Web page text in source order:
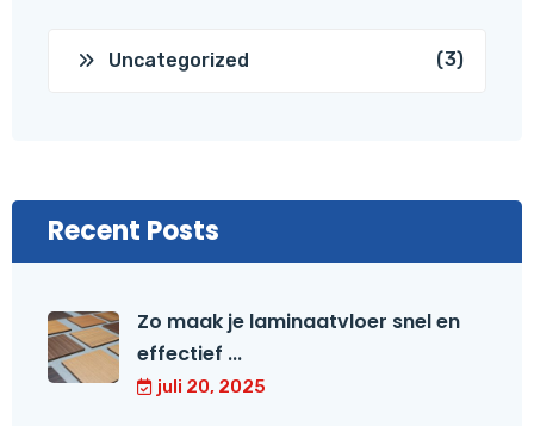
Uncategorized (3)
Recent Posts
Zo maak je laminaatvloer snel en
effectief ...
juli 20, 2025